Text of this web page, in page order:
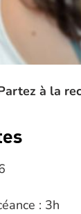
à la
: 3h